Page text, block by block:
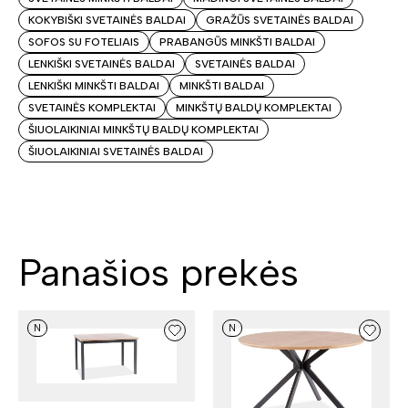
KOKYBIŠKI SVETAINĖS BALDAI
GRAŽŪS SVETAINĖS BALDAI
SOFOS SU FOTELIAIS
PRABANGŪS MINKŠTI BALDAI
LENKIŠKI SVETAINĖS BALDAI
SVETAINĖS BALDAI
LENKIŠKI MINKŠTI BALDAI
MINKŠTI BALDAI
SVETAINĖS KOMPLEKTAI
MINKŠTŲ BALDŲ KOMPLEKTAI
ŠIUOLAIKINIAI MINKŠTŲ BALDŲ KOMPLEKTAI
ŠIUOLAIKINIAI SVETAINĖS BALDAI
Panašios prekės
N N